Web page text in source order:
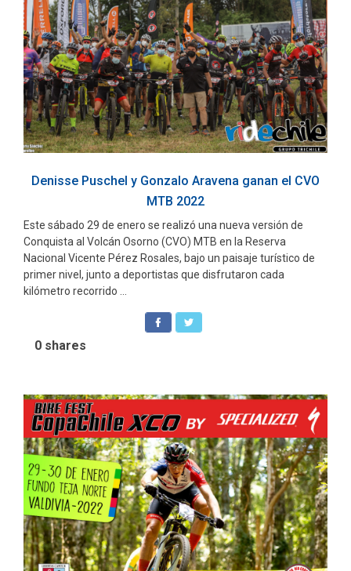
Denisse Puschel y Gonzalo Aravena ganan el CVO
MTB 2022
Este sábado 29 de enero se realizó una nueva versión de
Conquista al Volcán Osorno (CVO) MTB en la Reserva
Nacional Vicente Pérez Rosales, bajo un paisaje turístico de
primer nivel, junto a deportistas que disfrutaron cada
kilómetro recorrido ...
0 shares